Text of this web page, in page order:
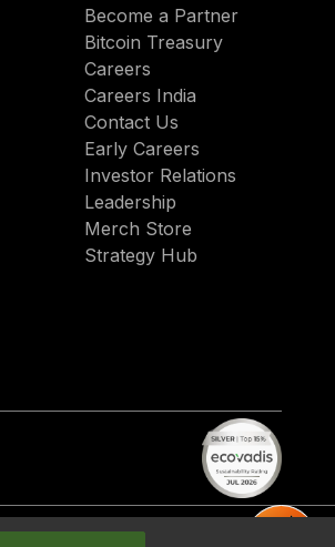
Become a Partner
Bitcoin Treasury
Careers
Careers India
Contact Us
Early Careers
Investor Relations
Leadership
Merch Store
Strategy Hub